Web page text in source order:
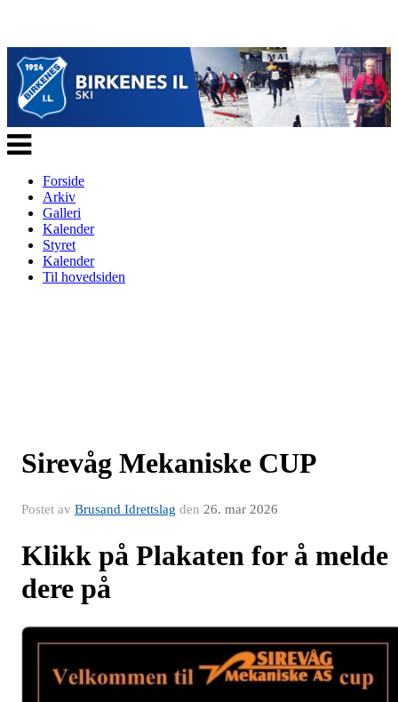
Veksle
navigasjon
Forside
Arkiv
Galleri
Kalender
Styret
Kalender
Til hovedsiden
Sirevåg Mekaniske CUP
Postet av Brusand Idrettslag den 26. mar 2026
Klikk på Plakaten for å melde
dere på